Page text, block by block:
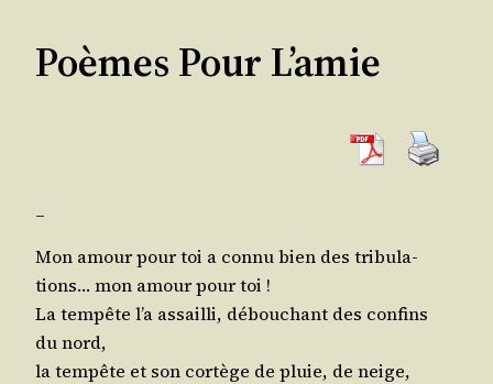
Poèmes Pour L’amie
_​
Mon amour pour toi a connu bien des tri­bu­la­
tions… mon amour pour toi !
La tem­pête l’a assailli, débou­chant des confins
du nord,
la tem­pête et son cor­tège de pluie, de neige,